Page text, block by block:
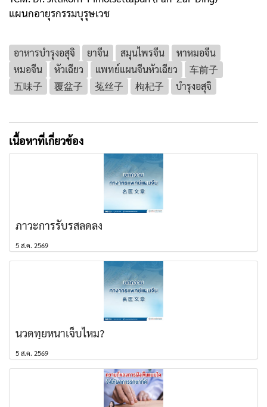
แผนกอายุรกรรมบุรุษเวช
อาหารบํารุงอสุจิ ยาจีน สมุนไพรจีน
หาหมอจีน
หมอจีน
หัวเฉียว แพทย์แผนจีนหัวเฉียว
车前子
五味子
覆盆子 菟丝子 枸杞子 บำรุงอสุจิ
เนื้อหาที่เกี่ยวข้อง
ภาวะการรับรสลดลง
5 ส.ค. 2569
นวดทุยหนาเจ็บไหม?
5 ส.ค. 2569